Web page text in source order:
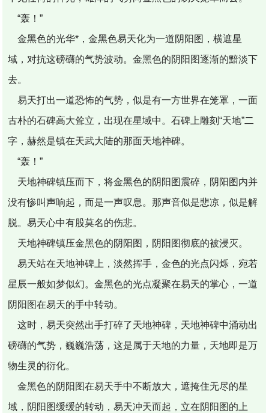
“轰！”
金黑色的光华*，金黑色易天化为一道阴阳图，横遮星
域，对抗这磅礴的气势波动。金黑色的阴阳图逐渐的黯淡下
去。
易天打出一道恐怖的气势，似是有一方世界在笼罩，一面
古朴的石碑高大耸立，出现在星域中。石碑上雕刻“天地”二
字，赫然是镇在天武大陆的那面天地神碑。
“轰！”
天地神碑镇压而下，将金黑色的阴阳图震碎，阴阳图内并
没有惨叫声响起，而是一声叹息。那声音似是悲凉，似是解
脱。易天心中有股莫名的伤悲。
天地神碑镇压金黑色的阴阳图，阴阳图彻底的被浸灭。
易天站在天地神碑上，淡然挥手，金色的光点闪烁，宛若
星辰一般如梦似幻。金黑色的光点凝聚在易天的掌心，一道
阴阳图在易天的手中转动。
这时，易天突然出手打碎了天地神碑，天地神碑中涌动出
磅礴的气势，巍巍浩荡，这是属于天地的力量，天地即是万
物生灵的衍化。
金黑色的阴阳图在易天手中不断放大，遮掩住无尽的星
域，阴阳图缓缓的转动，易天冲天而起，立在阴阳图的上